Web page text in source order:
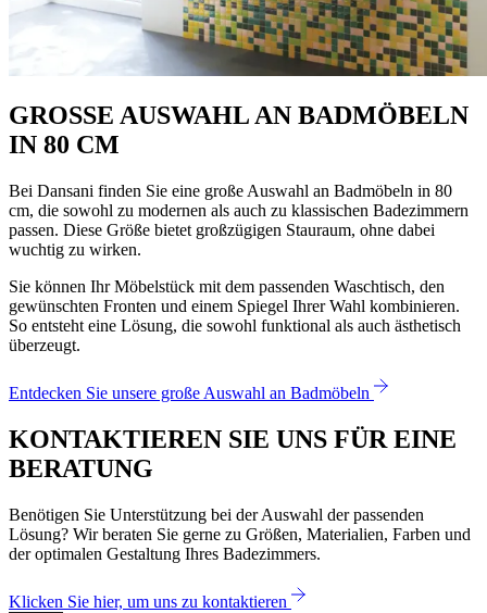
GROSSE AUSWAHL AN BADMÖBELN
IN 80 CM
Bei Dansani finden Sie eine große Auswahl an Badmöbeln in 80
cm, die sowohl zu modernen als auch zu klassischen Badezimmern
passen. Diese Größe bietet großzügigen Stauraum, ohne dabei
wuchtig zu wirken.
Sie können Ihr Möbelstück mit dem passenden Waschtisch, den
gewünschten Fronten und einem Spiegel Ihrer Wahl kombinieren.
So entsteht eine Lösung, die sowohl funktional als auch ästhetisch
überzeugt.
Entdecken Sie unsere große Auswahl an Badmöbeln
KONTAKTIEREN SIE UNS FÜR EINE
BERATUNG
Benötigen Sie Unterstützung bei der Auswahl der passenden
Lösung? Wir beraten Sie gerne zu Größen, Materialien, Farben und
der optimalen Gestaltung Ihres Badezimmers.
Klicken Sie hier, um uns zu kontaktieren